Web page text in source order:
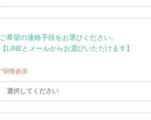
ご希望の連絡手段をお選びください。
【LINEとメールからお選びいただけます】
*回答必須